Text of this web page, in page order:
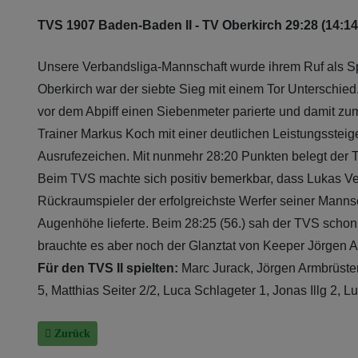
TVS 1907 Baden-Baden II - TV Oberkirch 29:28
Unsere Verbandsliga-Mannschaft wurde ihrem Ruf als
Oberkirch war der siebte Sieg mit einem Tor
vor dem Abpiff einen Siebenmeter parierte und damit
Trainer Markus Koch mit einer deutlichen
Ausrufezeichen. Mit nunmehr 28:20 Punkten belegt der
Beim TVS machte sich positiv bemerkbar, dass Lukas
Rückraumspieler der erfolgreichste Werfer seiner
Augenhöhe lieferte. Beim 28:25 (56.) sah der TVS
brauchte es aber noch der Glanztat von Keeper Jörgen
Für den TVS II spielten: Marc Jurack, Jörgen
5, Matthias Seiter 2/2, Luca Schlageter 1, Jonas Illg 2,
Vorheriger Beitrag: Verbandsliga: Zu viele Fehlwürfe des TVS II
Zurück